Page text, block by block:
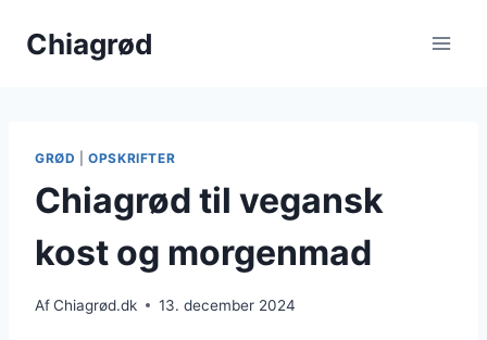
Chiagrød
GRØD |OPSKRIFTER
Chiagrød til vegansk
kost og morgenmad
AfChiagrød.dk 13. december 2024